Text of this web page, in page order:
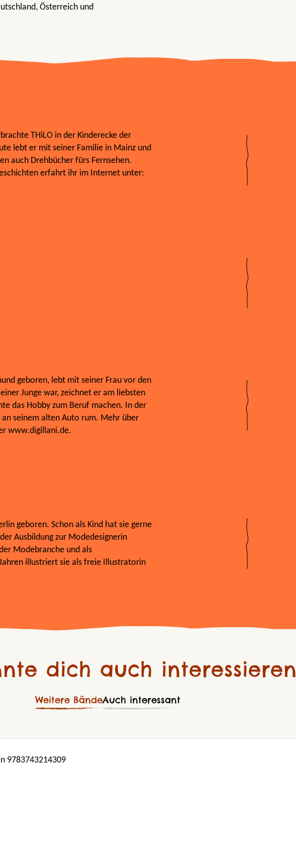
Österreich und
THiLO in der Kinderecke der
lebt er mit seiner Familie in Mainz und
auch Drehbücher fürs Fernsehen.
erfahrt ihr im Internet unter:
geboren, lebt mit seiner Frau vor den
Junge war, zeichnet er am liebsten
das Hobby zum Beruf machen. In der
seinem alten Auto rum. Mehr über
www.digillani.de.
geboren. Schon als Kind hat sie gerne
Ausbildung zur Modedesignerin
Modebranche und als
illustriert sie als freie Illustratorin
dich auch interessieren
Weitere BändeAuch interessant